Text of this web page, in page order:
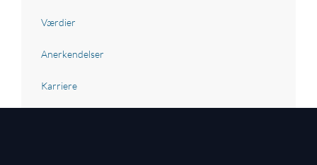
Værdier
Anerkendelser
Karriere